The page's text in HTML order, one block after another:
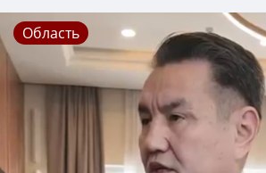
Область